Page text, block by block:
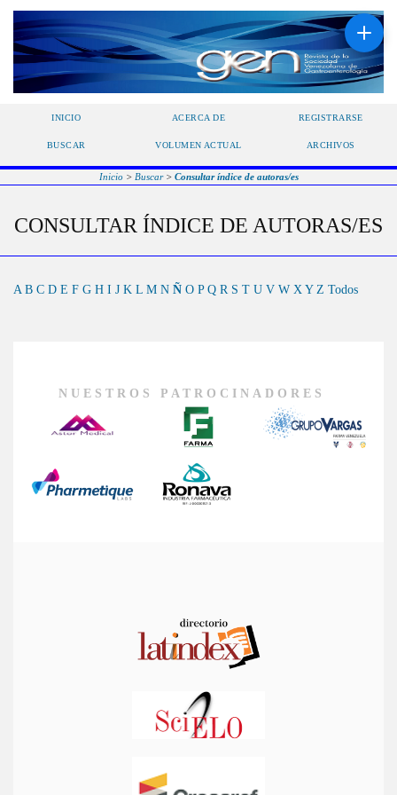
INICIO ACERCA DE REGISTRARSE
BUSCAR VOLUMEN ACTUAL ARCHIVOS
Inicio> Buscar> Consultar índice de autoras/es
CONSULTAR ÍNDICE DE AUTORAS/ES
A B C D E F G H I J K L M N Ñ O P Q R S T U V W XY Z Todos
NUESTROS PATROCINADORES